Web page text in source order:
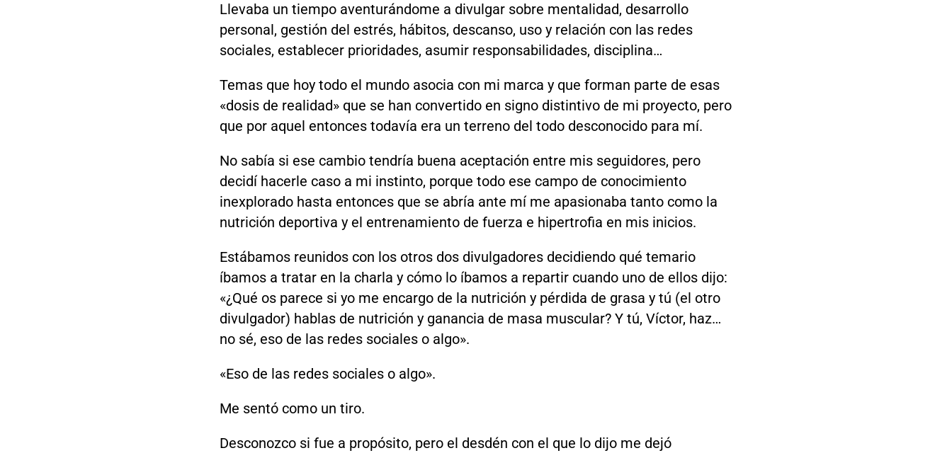
Llevaba un tiempo aventurándome a divulgar sobre mentalidad, desarrollo
personal, gestión del estrés, hábitos, descanso, uso y relación con las redes
sociales, establecer prioridades, asumir responsabilidades, disciplina…
Temas que hoy todo el mundo asocia con mi marca y que forman parte de esas
«dosis de realidad» que se han convertido en signo distintivo de mi proyecto, pero
que por aquel entonces todavía era un terreno del todo desconocido para mí.
No sabía si ese cambio tendría buena aceptación entre mis seguidores, pero
decidí hacerle caso a mi instinto, porque todo ese campo de conocimiento
inexplorado hasta entonces que se abría ante mí me apasionaba tanto como la
nutrición deportiva y el entrenamiento de fuerza e hipertrofia en mis inicios.
Estábamos reunidos con los otros dos divulgadores decidiendo qué temario
íbamos a tratar en la charla y cómo lo íbamos a repartir cuando uno de ellos dijo:
«¿Qué os parece si yo me encargo de la nutrición y pérdida de grasa y tú (el otro
divulgador) hablas de nutrición y ganancia de masa muscular? Y tú, Víctor, haz…
no sé, eso de las redes sociales o algo».
«Eso de las redes sociales o algo».
Me sentó como un tiro.
Desconozco si fue a propósito, pero el desdén con el que lo dijo me dejó